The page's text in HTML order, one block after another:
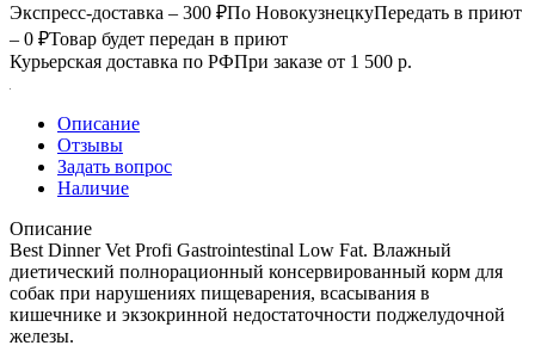
Экспресс-доставка – 300 ₽По НовокузнецкуПередать в приют
– 0 ₽Товар будет передан в приют
Курьерская доставка по РФПри заказе от 1 500 р.
Описание
Отзывы
Задать вопрос
Наличие
Описание
Best Dinner Vet Profi Gastrointestinal Low Fat. Влажный
диетический полнорационный консервированный корм для
собак при нарушениях пищеварения, всасывания в
кишечнике и экзокринной недостаточности поджелудочной
железы.